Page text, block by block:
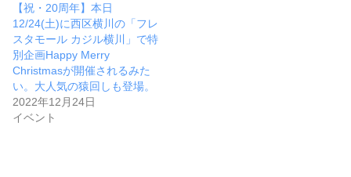
【祝・20周年】本日
12/24(土)に西区横川の「フレ
スタモール カジル横川」で特
別企画Happy Merry
Christmasが開催されるみた
い。大人気の猿回しも登場。
2022年12月24日
イベント